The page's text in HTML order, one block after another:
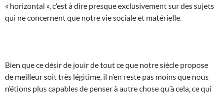
« horizontal », c’est à dire presque exclusivement sur des sujets
qui ne concernent que notre vie sociale et matérielle.
Bien que ce désir de jouir de tout ce que notre siècle propose
de meilleur soit très légitime, il n’en reste pas moins que nous
n’étions plus capables de penser à autre chose qu’à cela, ce qui